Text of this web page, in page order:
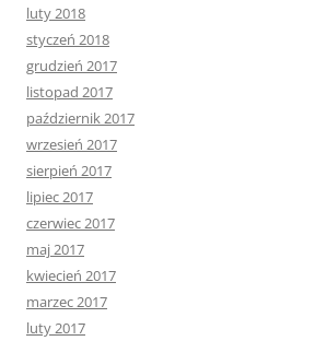
luty 2018
styczeń 2018
grudzień 2017
listopad 2017
październik 2017
wrzesień 2017
sierpień 2017
lipiec 2017
czerwiec 2017
maj 2017
kwiecień 2017
marzec 2017
luty 2017